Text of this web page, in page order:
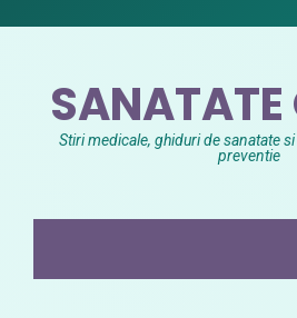
SANATATE
Stiri medicale, ghiduri de sanatate
preventie